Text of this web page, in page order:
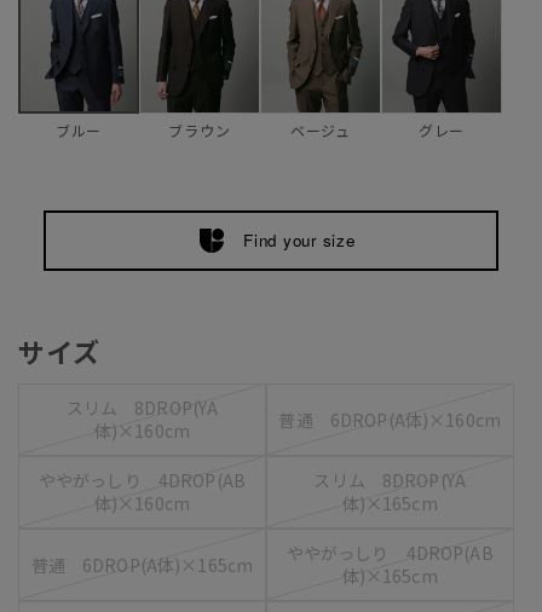
ブルー ブラウン ベージュ グレー
Find your size
サイズ
スリム 8DROP(YA
体)×160cm
普通 6DROP(A体)×160cm
ややがっしり 4DROP(AB
体)×160cm
スリム 8DROP(YA
体)×165cm
普通 6DROP(A体)×165cm
ややがっしり 4DROP(AB
体)×165cm